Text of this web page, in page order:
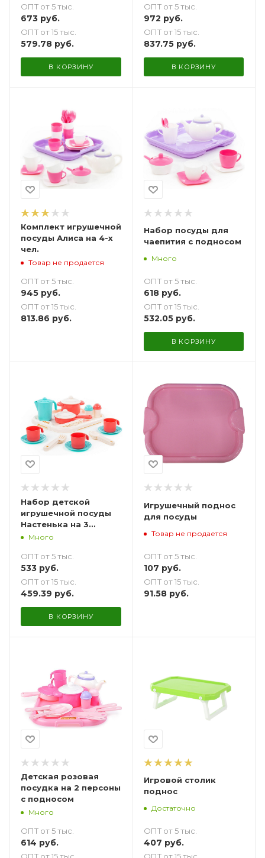
ОПТ от 5 тыс.
673 руб.
ОПТ от 15 тыс.
579.78 руб.
В КОРЗИНУ
ОПТ от 5 тыс.
972 руб.
ОПТ от 15 тыс.
837.75руб.
В КОРЗИНУ
Комплект игрушечной
посуды Алиса на 4-х
чел.
Товар не продается
ОПТ от 5 тыс.
945 руб.
ОПТ от 15 тыс.
813.86 руб.
Набор посуды для
чаепития с подносом
Много
ОПТ от 5 тыс.
618руб.
ОПТ от 15 тыс.
532.05руб.
В КОРЗИНУ
Набор детской
игрушечной посуды
Настенька на 3
персоны с подносом
Много
ОПТ от 5 тыс.
533 руб.
ОПТ от 15 тыс.
459.39 руб.
В КОРЗИНУ
Игрушечный поднос
для посуды
Товар не продается
ОПТ от 5 тыс.
107 руб.
ОПТ от 15 тыс.
91.58руб.
Детская розовая
посудка на 2 персоны
с подносом
Много
ОПТ от 5 тыс.
614 руб.
Игровой столик
поднос
Достаточно
ОПТ от 5 тыс.
407 руб.